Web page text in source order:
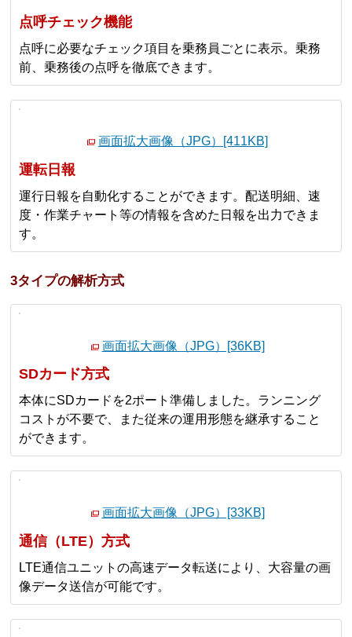
点呼チェック機能
点呼に必要なチェック項目を乗務員ごとに表示。乗務
前、乗務後の点呼を徹底できます。
画面拡大画像（JPG）[411KB]
運転日報
運行日報を自動化することができます。配送明細、速
度・作業チャート等の情報を含めた日報を出力できま
す。
3タイプの解析方式
画面拡大画像（JPG）[36KB]
SDカード方式
本体にSDカードを2ポート準備しました。ランニング
コストが不要で、また従来の運用形態を継承すること
ができます。
画面拡大画像（JPG）[33KB]
通信（LTE）方式
LTE通信ユニットの高速データ転送により、大容量の画
像データ送信が可能です。